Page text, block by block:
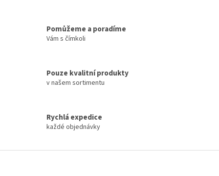
p
y
v
Pomůžeme a poradíme
Vám s čímkoli
Pouze kvalitní produkty
v našem sortimentu
Rychlá expedice
každé objednávky